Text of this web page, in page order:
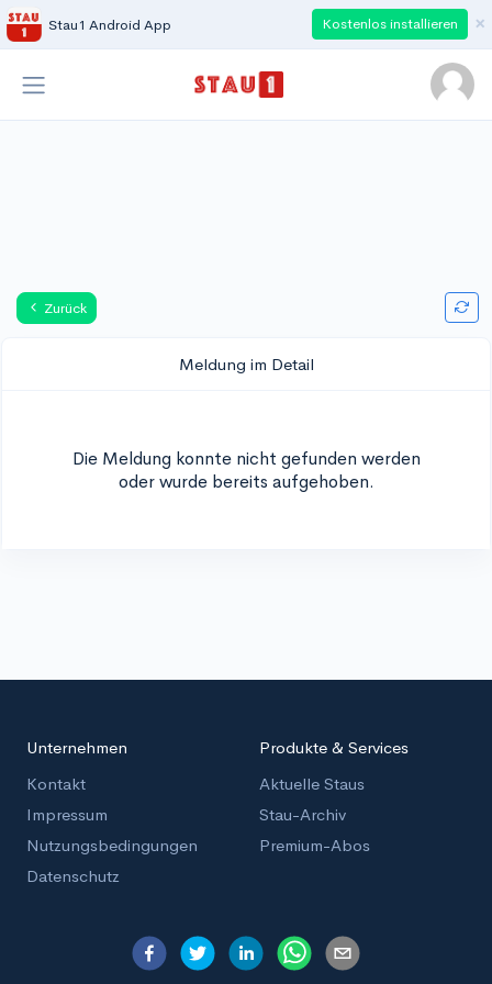
Stau1 Android App Kostenlos installieren ×
Zurück
Meldung im Detail
Die Meldung konnte nicht gefunden werden
oder wurde bereits aufgehoben.
Unternehmen
Kontakt
Impressum
Nutzungsbedingungen
Datenschutz
Produkte & Services
Aktuelle Staus
Stau-Archiv
Premium-Abos